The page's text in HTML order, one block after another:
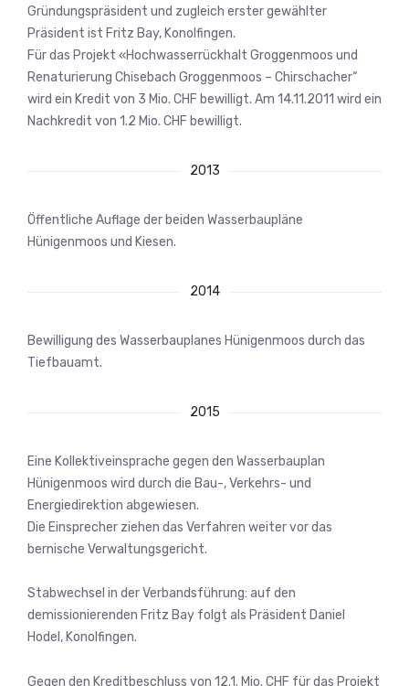
Gründungspräsident und zugleich erster gewählter
Präsident ist Fritz Bay, Konolfingen.
Für das Projekt «Hochwasserrückhalt Groggenmoos und
Renaturierung Chisebach Groggenmoos – Chirschacher“
wird ein Kredit von 3 Mio. CHF bewilligt. Am 14.11.2011 wird ein
Nachkredit von 1.2 Mio. CHF bewilligt.
2013
Öffentliche Auflage der beiden Wasserbaupläne
Hünigenmoos und Kiesen.
2014
Bewilligung des Wasserbauplanes Hünigenmoos durch das
Tiefbauamt.
2015
Eine Kollektiveinsprache gegen den Wasserbauplan
Hünigenmoos wird durch die Bau-, Verkehrs- und
Energiedirektion abgewiesen.
Die Einsprecher ziehen das Verfahren weiter vor das
bernische Verwaltungsgericht.
Stabwechsel in der Verbandsführung: auf den
demissionierenden Fritz Bay folgt als Präsident Daniel
Hodel, Konolfingen.
Gegen den Kreditbeschluss von 12.1. Mio. CHF für das Projekt